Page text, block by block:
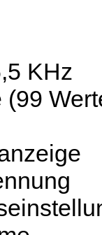
KHz
(99